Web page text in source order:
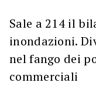
Sale a 214 il
inondazioni.
nel fango dei
commerciali